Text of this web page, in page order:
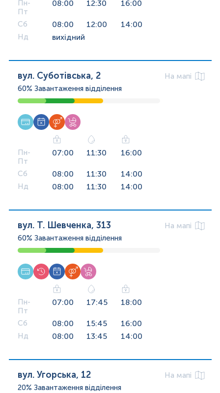
Пн-
Пт
08:00 12:30 16:00
Сб 08:00 12:00 14:00
Нд вихідний
вул. Суботівська, 2
На мапі
60% Завантаження відділення
Пн-
Пт
07:00 11:30 16:00
Сб 08:00 11:30 14:00
Нд 08:00 11:30 14:00
вул. Т. Шевченка, 313
На мапі
60% Завантаження відділення
Пн-
Пт
07:00 17:45 18:00
Сб 08:00 15:45 16:00
Нд 08:00 13:45 14:00
вул. Угорська, 12
На мапі
20% Завантаження відділення